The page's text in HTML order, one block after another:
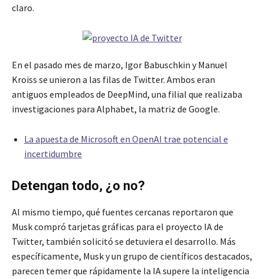
claro.
En el pasado mes de marzo, Igor Babuschkin y Manuel
Kroiss se unieron a las filas de Twitter. Ambos eran
antiguos empleados de DeepMind, una filial que realizaba
investigaciones para Alphabet, la matriz de Google.
La apuesta de Microsoft en OpenAI trae potencial e
incertidumbre
Detengan todo, ¿o no?
Al mismo tiempo, qué fuentes cercanas reportaron que
Musk compró tarjetas gráficas para el proyecto IA de
Twitter, también solicitó se detuviera el desarrollo. Más
específicamente, Musk y un grupo de científicos destacados,
parecen temer que rápidamente la IA supere la inteligencia